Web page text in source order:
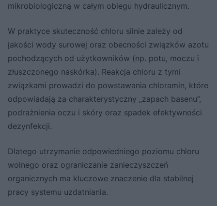
mikrobiologiczną w całym obiegu hydraulicznym.
W praktyce skuteczność chloru silnie zależy od
jakości wody surowej oraz obecności związków azotu
pochodzących od użytkowników (np. potu, moczu i
złuszczonego naskórka). Reakcja chloru z tymi
związkami prowadzi do powstawania chloramin, które
odpowiadają za charakterystyczny „zapach basenu”,
podrażnienia oczu i skóry oraz spadek efektywności
dezynfekcji.
Dlatego utrzymanie odpowiedniego poziomu chloru
wolnego oraz ograniczanie zanieczyszczeń
organicznych ma kluczowe znaczenie dla stabilnej
pracy systemu uzdatniania.